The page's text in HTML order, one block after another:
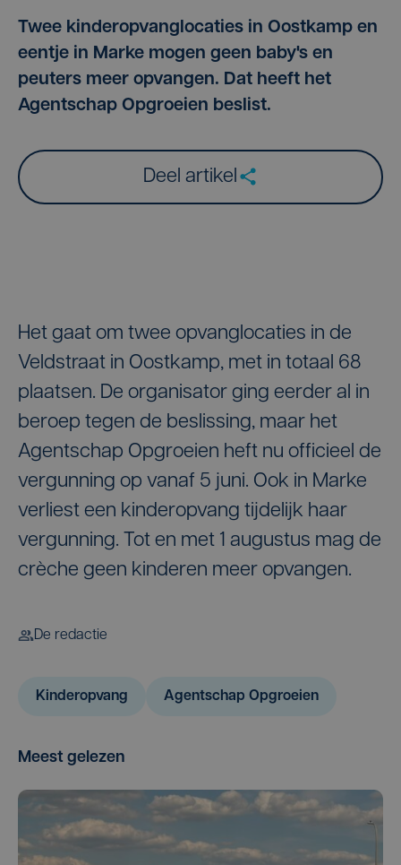
Twee kinderopvanglocaties in Oostkamp en
eentje in Marke mogen geen baby's en
peuters meer opvangen. Dat heeft het
Agentschap Opgroeien beslist.
Deel artikel
Het gaat om twee opvanglocaties in de
Veldstraat in Oostkamp, met in totaal 68
plaatsen. De organisator ging eerder al in
beroep tegen de beslissing, maar het
Agentschap Opgroeien heft nu officieel de
vergunning op vanaf 5 juni. Ook in Marke
verliest een kinderopvang tijdelijk haar
vergunning. Tot en met 1 augustus mag de
crèche geen kinderen meer opvangen.
De redactie
Kinderopvang Agentschap Opgroeien
Meest gelezen